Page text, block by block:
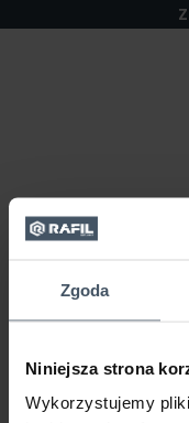
Zgoda
Niniejsza strona
Wykorzystujemy